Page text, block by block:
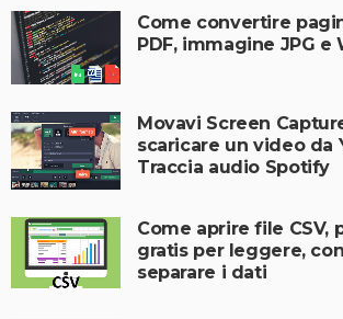
Come convertire
PDF, immagine JPG e
Movavi Screen
scaricare un video da
Traccia audio Spotify
Come aprire file CSV,
gratis per leggere,
separare i dati